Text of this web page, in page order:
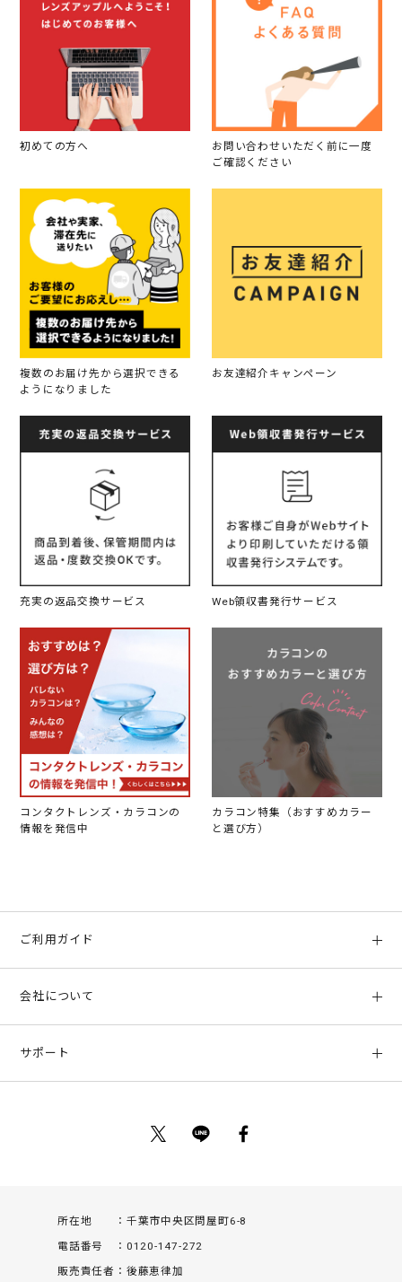
初めての方へ
お問い合わせいただく前に一度
ご確認ください
複数のお届け先から選択できる
ようになりました
お友達紹介キャンペーン
充実の返品交換サービス Web領収書発行サービス
コンタクトレンズ・カラコンの
情報を発信中
カラコン特集（おすすめカラー
と選び方）
ご利用ガイド
お支払い方法、配送について
返品について
会社について
サポート
所在地
千葉市中央区問屋町6-8
電話番号
0120-147-272
販売責任者
後藤恵律加